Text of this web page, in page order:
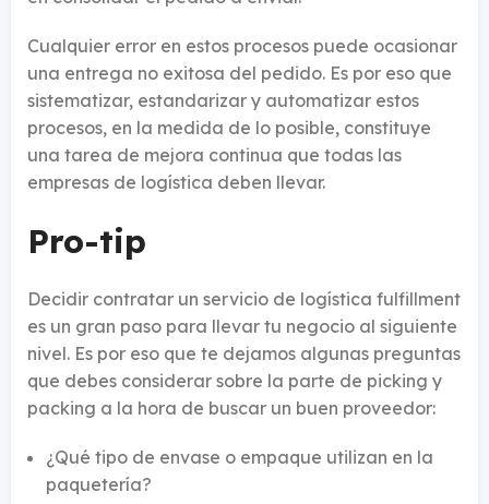
Cualquier error en estos procesos puede ocasionar
una entrega no exitosa del pedido. Es por eso que
sistematizar, estandarizar y automatizar estos
procesos, en la medida de lo posible, constituye
una tarea de mejora continua que todas las
empresas de logística deben llevar.
Pro-tip
Decidir contratar un servicio de logística fulfillment
es un gran paso para llevar tu negocio al siguiente
nivel. Es por eso que te dejamos algunas preguntas
que debes considerar sobre la parte de picking y
packing a la hora de buscar un buen proveedor:
¿Qué tipo de envase o empaque utilizan en la
paquetería?